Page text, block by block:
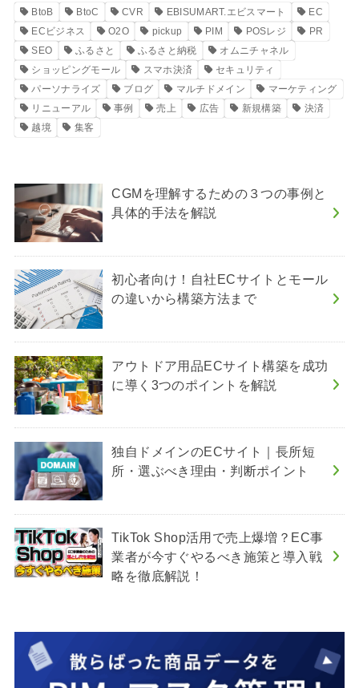
BtoB BtoC CVR EBISUMART.エビスマート
EC
ECビジネス
O2O pickup PIM POSレジ
PR
SEO
ふるさと ふるさと納税
オムニチャネル
ショッピングモール
スマホ決済
セキュリティ
パーソナライズ
ブログ マルチドメイン
マーケティング
リニューアル
事例 売上 広告 新規構築
決済
越境
集客
CGMを理解するための３つの事例と
具体的手法を解説
初心者向け！自社ECサイトとモール
の違いから構築方法まで
アウトドア用品ECサイト構築を成功
に導く3つのポイントを解説
独自ドメインのECサイト｜長所短
所・選ぶべき理由・判断ポイント
TikTok Shop活用で売上爆増？EC事
業者が今すぐやるべき施策と導入戦
略を徹底解説！